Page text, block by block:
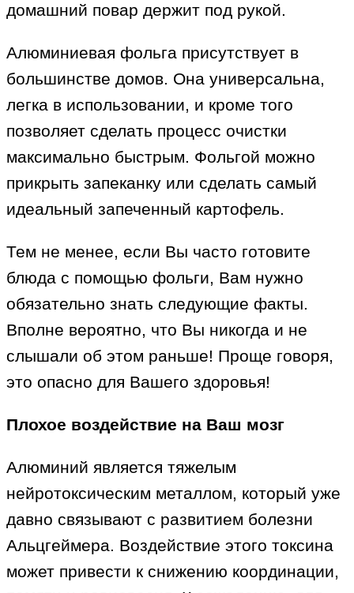
домашний повар держит под рукой.
Алюминиевая фольга присутствует в
большинстве домов. Она универсальна,
легка в использовании, и кроме того
позволяет сделать процесс очистки
максимально быстрым. Фольгой можно
прикрыть запеканку или сделать самый
идеальный запеченный картофель.
Тем не менее, если Вы часто готовите
блюда с помощью фольги, Вам нужно
обязательно знать следующие факты.
Вполне вероятно, что Вы никогда и не
слышали об этом раньше! Проще говоря,
это опасно для Вашего здоровья!
Плохое воздействие на Ваш мозг
Алюминий является тяжелым
нейротоксическим металлом, который уже
давно связывают с развитием болезни
Альцгеймера. Воздействие этого токсина
может привести к снижению координации,